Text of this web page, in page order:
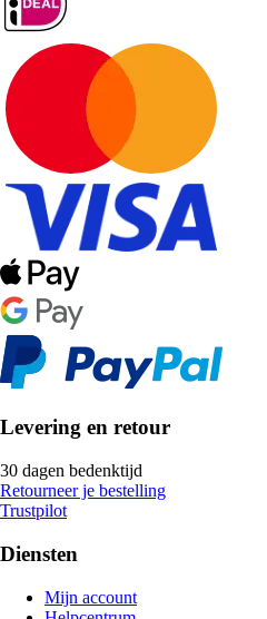
Levering en retour
30 dagen bedenktijd
Retourneer je bestelling
Trustpilot
Diensten
Mijn account